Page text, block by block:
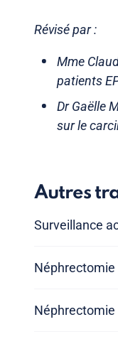
Révisé par :
Mme
patients
Dr Gaëlle
sur le
Autres
Surveillance
Néphrectomie
Néphrectomie